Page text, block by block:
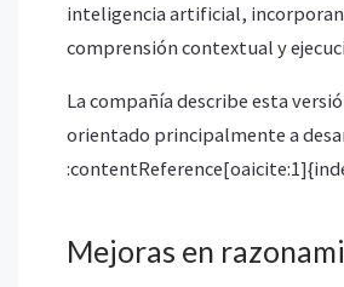
inteligencia artificial,
comprensión contextual y
La compañía describe esta
orientado principalmente a
Mejoras en